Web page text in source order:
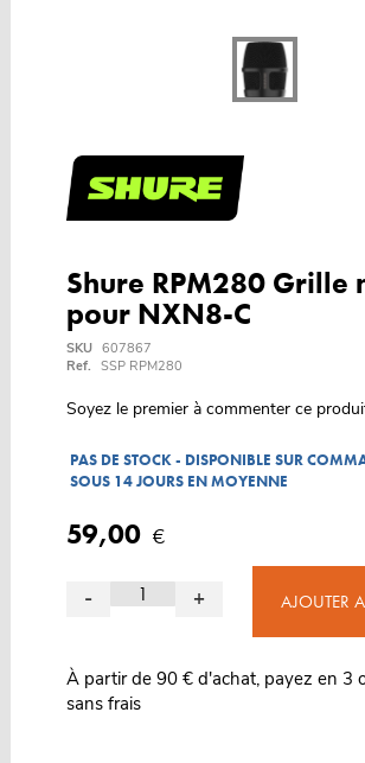
Shure RPM280 Grille
pour NXN8-C
SKU 607867
Ref. SSP RPM280
Soyez le premier à commenter ce
PAS DE STOCK - DISPONIBLE SUR
SOUS 14 JOURS EN MOYENNE
59,00 €
- + AJOUTER
À partir de 90 € d'achat, payez en 3
sans frais